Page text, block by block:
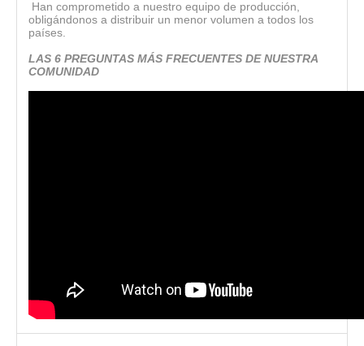
Han comprometido a nuestro equipo de producción,
obligándonos a distribuir un menor volumen a todos los
países.
LAS 6 PREGUNTAS MÁS FRECUENTES DE NUESTRA
COMUNIDAD